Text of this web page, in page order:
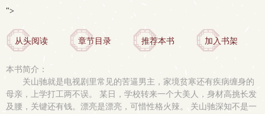
">
从头阅读 章节目录 推荐本书 加入书架
本书简介：
关山驰就是电视剧里常见的苦逼男主，家境贫寒还有疾病缠身的
母亲，上学打工两不误。 某日，学校转来一个大美人，身材高挑长发
及腰，关键还有钱。漂亮是漂亮，可惜性格火辣。 关山驰深知不是一